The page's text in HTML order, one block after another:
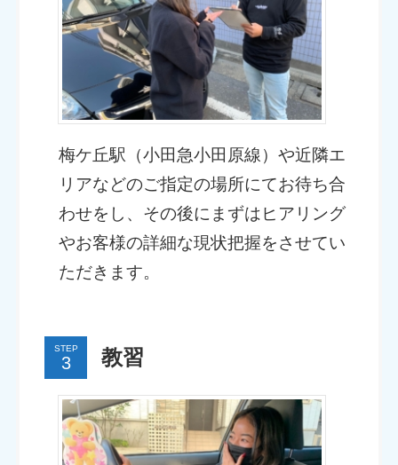
梅ケ丘駅（小田急小田原線）や近隣エ
リアなどのご指定の場所にてお待ち合
わせをし、その後にまずはヒアリング
やお客様の詳細な現状把握をさせてい
ただきます。
STEP 教習